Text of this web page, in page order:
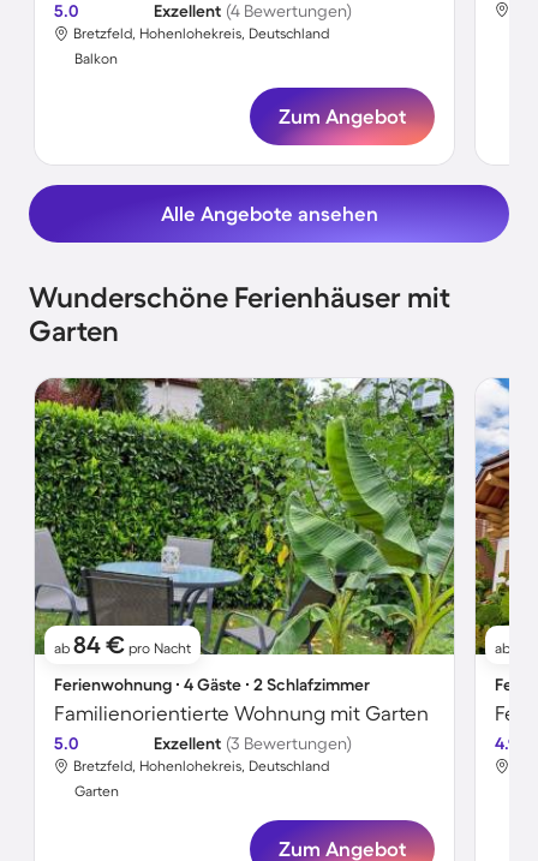
5.0 Exzellent (4 Bewertungen)
Bretzfeld, Hohenlohekreis, Deutschland
Balkon
Zum Angebot
Alle Angebote ansehen
Wunderschöne Ferienhäuser mit
Garten
ab 84 € pro Nacht
Ferienwohnung ∙ 4 Gäste ∙ 2 Schlafzimmer
Familienorientierte Wohnung mit Garten
5.0 Exzellent (3 Bewertungen)
Bretzfeld, Hohenlohekreis, Deutschland
Garten
Zum Angebot
ab
4.9